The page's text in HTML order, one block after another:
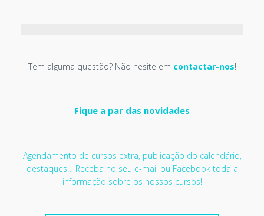
Tem alguma questão? Não hesite em contactar-nos!
Fique a par das novidades
Agendamento de cursos extra, publicação do calendário,
destaques… Receba no seu e-mail ou Facebook toda a
informação sobre os nossos cursos!